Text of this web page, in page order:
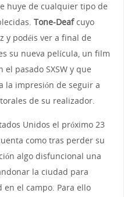
huye de cualquier tipo de
Tone-Deafcuyo
y podéis ver a final de
su nueva película, un film
pasado SXSW y que
la impresión de seguir a
de su realizador.
Unidos el próximo 23
como tras perder su
algo disfuncional una
la ciudad para
el campo. Para ello